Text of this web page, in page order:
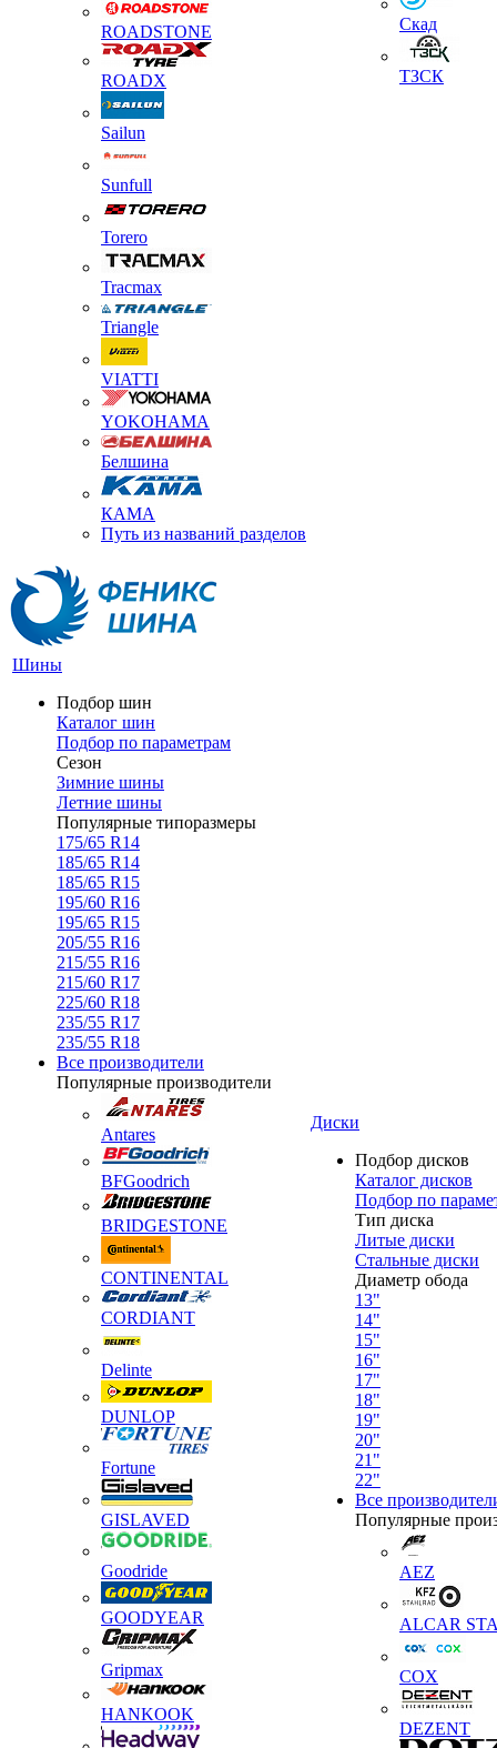
ROADSTONE
ROADX
Sailun
Sunfull
Torero
Tracmax
Triangle
VIATTI
YOKOHAMA
Белшина
КАМА
Путь из названий разделов
Скад
ТЗСК
Шины
Подбор шин
Каталог шин
Подбор по параметрам
Сезон
Зимние шины
Летние шины
Популярные типоразмеры
175/65 R14
185/65 R14
185/65 R15
195/60 R16
195/65 R15
205/55 R16
215/55 R16
215/60 R17
225/60 R18
235/55 R17
235/55 R18
Все производители
Популярные производители
Antares
BFGoodrich
BRIDGESTONE
CONTINENTAL
CORDIANT
Delinte
DUNLOP
Fortune
GISLAVED
Goodride
GOODYEAR
Gripmax
HANKOOK
Диски
Подбор дисков
Каталог дисков
Подбор по
Тип диска
Литые диски
Стальные диски
Диаметр обода
13"
14"
15"
16"
17"
18"
19"
20"
21"
22"
Все
Популярные
AEZ
ALCAR
COX
DEZENT